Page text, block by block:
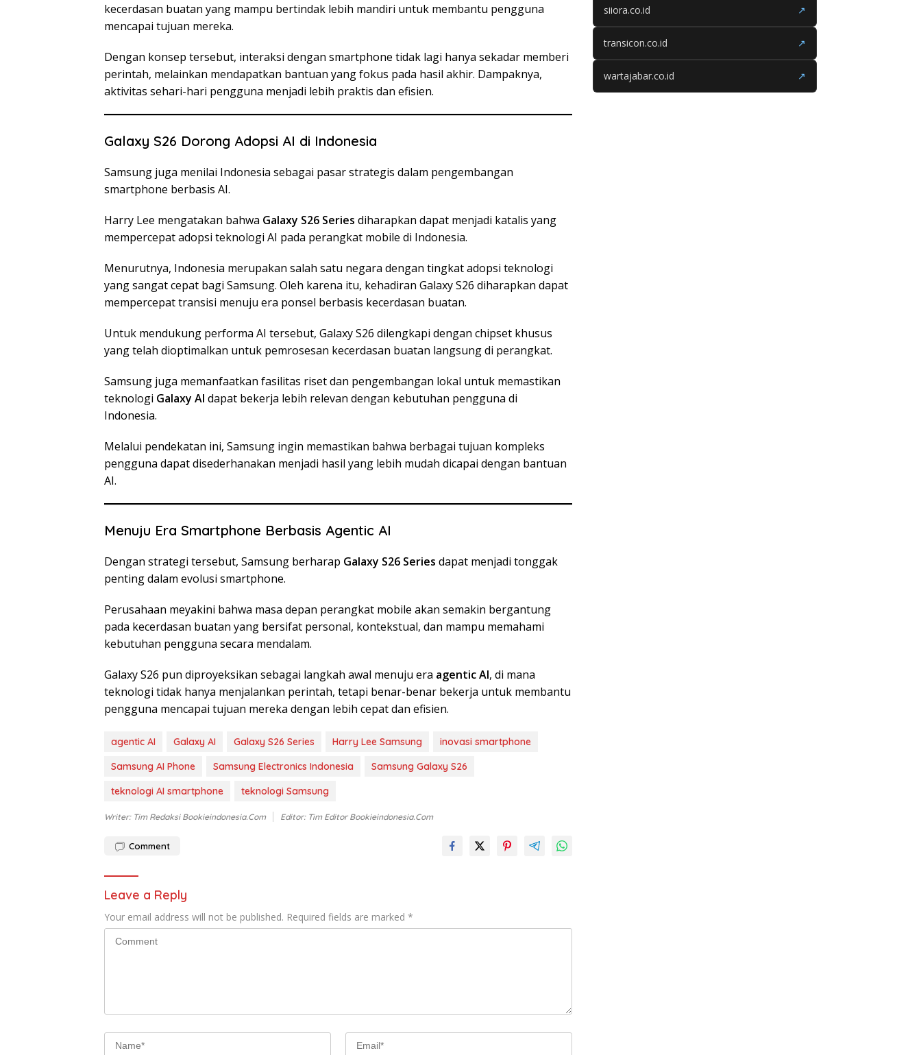
kecerdasan buatan yang mampu bertindak lebih mandiri untuk membantu pengguna
mencapai tujuan mereka.
Dengan konsep tersebut, interaksi dengan smartphone tidak lagi hanya sekadar memberi
perintah, melainkan mendapatkan bantuan yang fokus pada hasil akhir. Dampaknya,
aktivitas sehari-hari pengguna menjadi lebih praktis dan efisien.
Galaxy S26 Dorong Adopsi AI di Indonesia
Samsung juga menilai Indonesia sebagai pasar strategis dalam pengembangan
smartphone berbasis AI.
Harry Lee mengatakan bahwa Galaxy S26 Series diharapkan dapat menjadi katalis yang
mempercepat adopsi teknologi AI pada perangkat mobile di Indonesia.
Menurutnya, Indonesia merupakan salah satu negara dengan tingkat adopsi teknologi
yang sangat cepat bagi Samsung. Oleh karena itu, kehadiran Galaxy S26 diharapkan dapat
mempercepat transisi menuju era ponsel berbasis kecerdasan buatan.
Untuk mendukung performa AI tersebut, Galaxy S26 dilengkapi dengan chipset khusus
yang telah dioptimalkan untuk pemrosesan kecerdasan buatan langsung di perangkat.
Samsung juga memanfaatkan fasilitas riset dan pengembangan lokal untuk memastikan
teknologi Galaxy AI dapat bekerja lebih relevan dengan kebutuhan pengguna di
Indonesia.
Melalui pendekatan ini, Samsung ingin memastikan bahwa berbagai tujuan kompleks
pengguna dapat disederhanakan menjadi hasil yang lebih mudah dicapai dengan bantuan
AI.
Menuju Era Smartphone Berbasis Agentic AI
Dengan strategi tersebut, Samsung berharap Galaxy S26 Series dapat menjadi tonggak
penting dalam evolusi smartphone.
Perusahaan meyakini bahwa masa depan perangkat mobile akan semakin bergantung
pada kecerdasan buatan yang bersifat personal, kontekstual, dan mampu memahami
kebutuhan pengguna secara mendalam.
Galaxy S26 pun diproyeksikan sebagai langkah awal menuju era agentic AI, di mana
teknologi tidak hanya menjalankan perintah, tetapi benar-benar bekerja untuk membantu
pengguna mencapai tujuan mereka dengan lebih cepat dan efisien.
agentic AI Galaxy AI Galaxy S26 Series Harry Lee Samsung
inovasi smartphone
Samsung AI Phone
Samsung Electronics Indonesia
Samsung Galaxy S26
teknologi AI smartphone
teknologi Samsung
Writer: Tim Redaksi Bookieindonesia.com Editor: Tim Editor Bookieindonesia.com
Comment
Leave a Reply
Your email address will not be published. Required fields are marked *
siiora.co.id ↗
transicon.co.id ↗
wartajabar.co.id ↗